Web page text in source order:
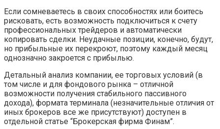
Если сомневаетесь в своих способностях или боитесь
рисковать, есть возможность подключиться к счету
профессиональных трейдеров и автоматически
копировать сделки. Неудачные позиции, конечно, будут,
но прибыльные их перекроют, поэтому каждый месяц
однозначно закроется с прибылью.
Детальный анализ компании, ее торговых условий (в
том числе и для фондового рынка – отличной
возможности получения стабильного пассивного
дохода), формата терминала (незначительные отличия от
иных брокеров все же присутствуют) доступен в
отдельной статье “Брокерская фирма Финам”.